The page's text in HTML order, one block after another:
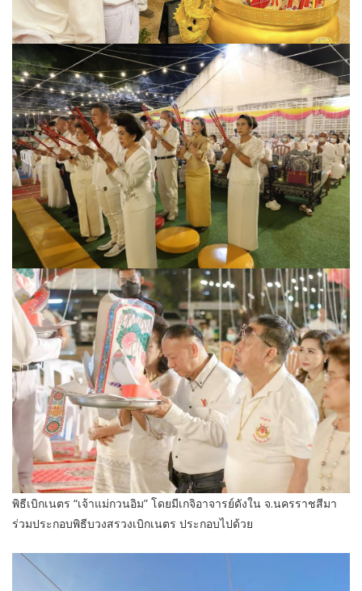
พิธีเบิกเนตร “เจ้าแม่กวนอิม” โดยมีเกจิอาจารย์ดังใน จ.นครราชสีมา
ร่วมประกอบพิธีบวงสรวงเบิกเนตร ประกอบไปด้วย